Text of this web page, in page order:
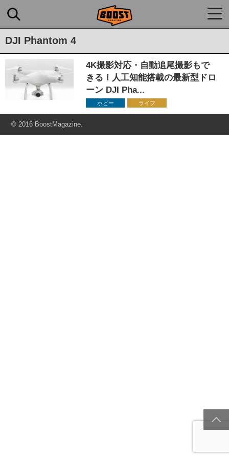
DJI Phantom 4
4K撮影対応・自動追尾撮影もで
きる！人工知能搭載の最新型ドロ
ーン DJI Pha...
ホビー ライフ
© 2016 BoostMagazine.